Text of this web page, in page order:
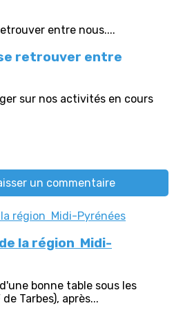
retrouver entre
sur nos activités en cours
un commentaire
la région Midi-
bonne table sous les
Tarbes), après...